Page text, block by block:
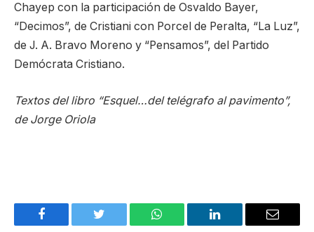
Chayep con la participación de Osvaldo Bayer,
“Decimos”, de Cristiani con Porcel de Peralta, “La Luz”,
de J. A. Bravo Moreno y “Pensamos”, del Partido
Demócrata Cristiano.
Textos del libro “Esquel…del telégrafo al pavimento”,
de Jorge Oriola
Facebook Twitter WhatsApp LinkedIn Email